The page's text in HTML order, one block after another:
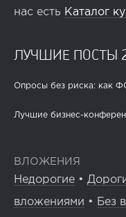
нас есть Каталог
ЛУЧШИЕ ПОСТЫ
Опросы без риска: как
Лучшие бизнес-
ВЛОЖЕНИЯ
Недорогие •
вложениями • Без